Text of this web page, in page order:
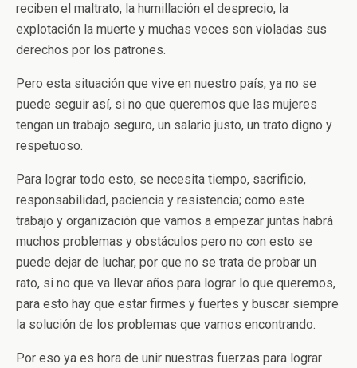
reciben el maltrato, la humillación el desprecio, la
explotación la muerte y muchas veces son violadas sus
derechos por los patrones.
Pero esta situación que vive en nuestro país, ya no se
puede seguir así, si no que queremos que las mujeres
tengan un trabajo seguro, un salario justo, un trato digno y
respetuoso.
Para lograr todo esto, se necesita tiempo, sacrificio,
responsabilidad, paciencia y resistencia; como este
trabajo y organización que vamos a empezar juntas habrá
muchos problemas y obstáculos pero no con esto se
puede dejar de luchar, por que no se trata de probar un
rato, si no que va llevar años para lograr lo que queremos,
para esto hay que estar firmes y fuertes y buscar siempre
la solución de los problemas que vamos encontrando.
Por eso ya es hora de unir nuestras fuerzas para lograr